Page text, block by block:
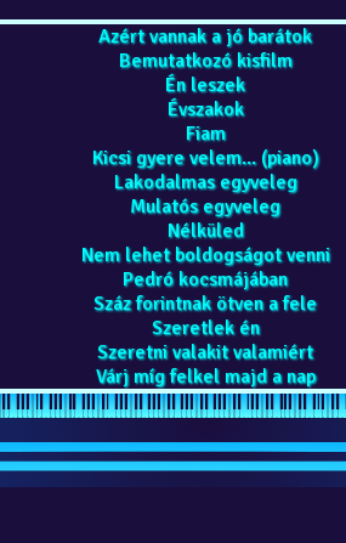
Azért vannak a jó barátok
Bemutatkozó kisfilm
Én leszek
Évszakok
Fiam
Kicsi gyere velem... (piano)
Lakodalmas egyveleg
Mulatós egyveleg
Nélküled
Nem lehet boldogságot venni
Pedró kocsmájában
Száz forintnak ötven a fele
Szeretlek én
Szeretni valakit valamiért
Várj míg felkel majd a nap